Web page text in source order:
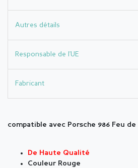
Autres détails
Responsable de l'UE
Fabricant
compatible avec Porsche 986 Feu de
De Haute Qualité
Couleur Rouge